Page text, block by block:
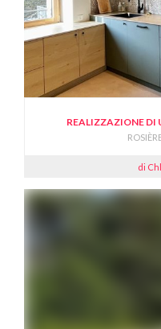
REALIZZAZIONE DI
di